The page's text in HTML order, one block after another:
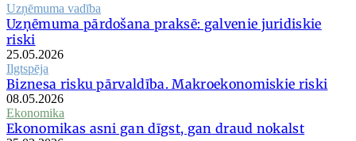
Uzņēmuma vadība
Uzņēmuma pārdošana praksē: galvenie juridiskie
riski
25.05.2026
Ilgtspēja
Biznesa risku pārvaldība. Makroekonomiskie riski
08.05.2026
Ekonomika
Ekonomikas asni gan dīgst, gan draud nokalst